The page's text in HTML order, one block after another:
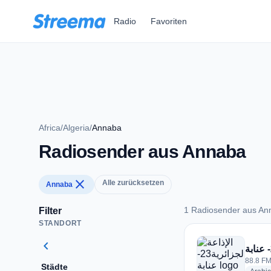
Radio Favoriten
Africa/Algeria/Annaba
Radiosender aus Annaba
Annaba close Alle zurücksetzen
Filter
STANDORT
chevron_left
Städte
1 Radiosender aus
1 Radiosender aus
88.8